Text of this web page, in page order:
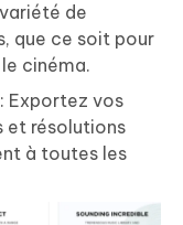
de
que ce soit pour
cinéma.
Exportez vos
et résolutions
à toutes les